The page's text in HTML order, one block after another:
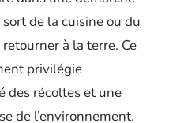
de la cuisine ou du
à la terre. Ce
privilégie
des récoltes et une
de l’environnement.